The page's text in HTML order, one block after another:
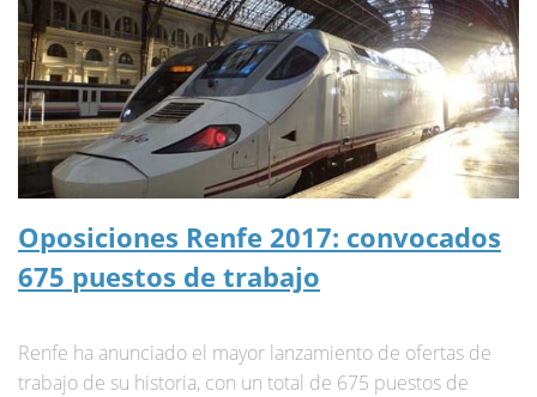
Oposiciones Renfe 2017: convocados
675 puestos de trabajo
Renfe ha anunciado el mayor lanzamiento de ofertas de
trabajo de su historia, con un total de 675 puestos de